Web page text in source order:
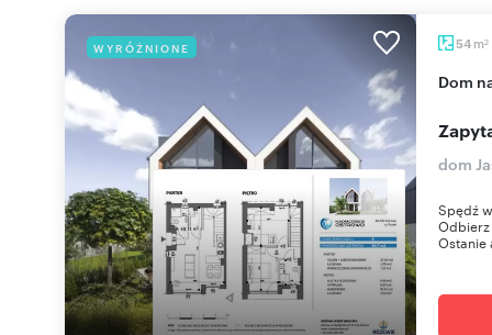
WYRÓŻNIONE 54 m2
dom
dom
Spędź
Odbierz
Ostanie